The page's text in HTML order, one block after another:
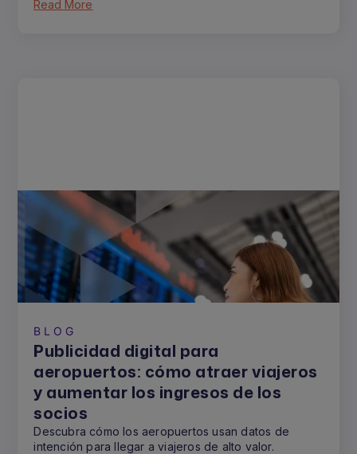
Read More
BLOG
Publicidad digital para
aeropuertos: cómo atraer viajeros
y aumentar los ingresos de los
socios
Descubra cómo los aeropuertos usan datos de
intención para llegar a viajeros de alto valor.